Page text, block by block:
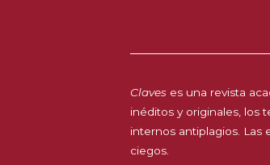
Claves es una revista
inéditos y originales, los
internos antiplagios. Las
ciegos.